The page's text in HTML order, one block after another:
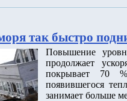
так быстро
Повышение
продолжает
покрывает 70
появившегося
занимает больше